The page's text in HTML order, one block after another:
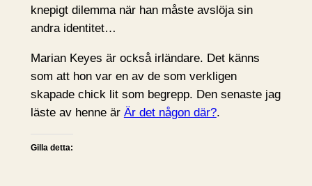
knepigt dilemma när han måste avslöja sin
andra identitet…
Marian Keyes är också irländare. Det känns
som att hon var en av de som verkligen
skapade chick lit som begrepp. Den senaste jag
läste av henne är Är det någon där?.
Gilla detta: